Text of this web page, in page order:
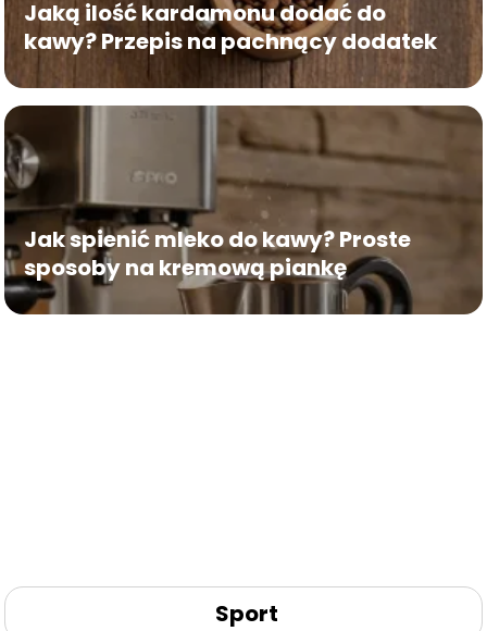
Jaką ilość kardamonu dodać do
kawy? Przepis na pachnący dodatek
Jak spienić mleko do kawy? Proste
sposoby na kremową piankę
Sport